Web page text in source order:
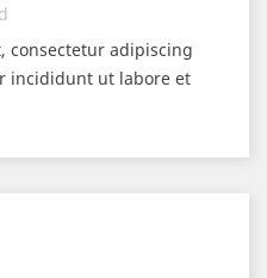
consectetur adipiscing
incididunt ut labore et